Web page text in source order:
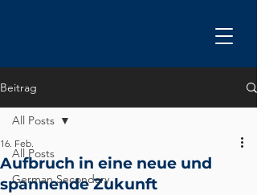
Beitrag
All Posts
German Secondary
All Posts
Aufbruch in eine neue und
spannende Zukunft
16. Feb.